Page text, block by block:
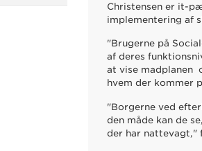
Christensen er it-
implementering af
"Brugerne på
af deres
at vise madplanen
hvem der kommer
"Borgerne ved
den måde kan de
der har nattevagt,"